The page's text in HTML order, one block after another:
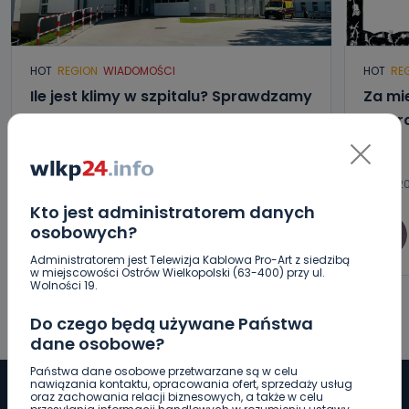
Kto jest administratorem danych
osobowych?
Administratorem jest Telewizja Kablowa Pro-Art z siedzibą
w miejscowości Ostrów Wielkopolski (63-400) przy ul.
Wolności 19.
Do czego będą używane Państwa
dane osobowe?
Państwa dane osobowe przetwarzane są w celu
nawiązania kontaktu, opracowania ofert, sprzedaży usług
oraz zachowania relacji biznesowych, a także w celu
HOT REGION WIADOMOŚCI
Ile jest klimy w szpitalu? Sprawdzamy
w regionie
07.08.2026 13:07
Arleta Zeidler
HOT
Za
tym